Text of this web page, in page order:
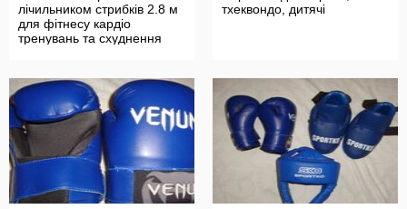
лічильником стрибків 2.8 м
для фітнесу кардіо
тренувань та схуднення
тхеквондо, дитячі